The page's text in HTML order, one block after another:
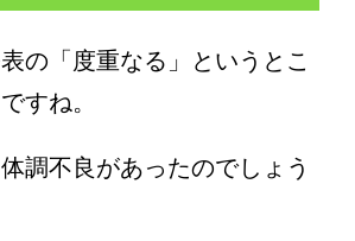
の「度重なる」というとこ
すね。
調不良があったのでしょう